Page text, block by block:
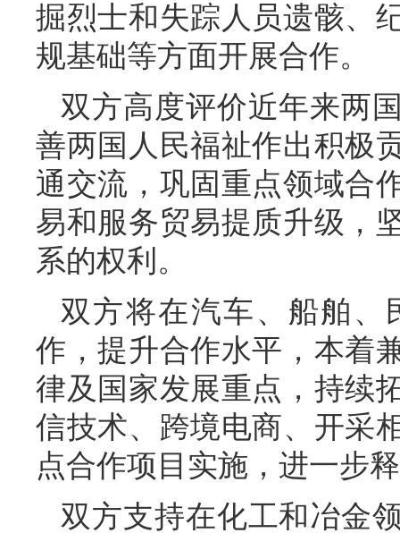
掘烈士和失踪人员遗骸、
规基础等方面开展合作。
双方高度评价近年来两
善两国人民福祉作出积极
通交流，巩固重点领域合
易和服务贸易提质升级，
系的权利。
双方将在汽车、船舶、
作，提升合作水平，本着
律及国家发展重点，持续
信技术、跨境电商、开采
点合作项目实施，进一步
双方支持在化工和冶金